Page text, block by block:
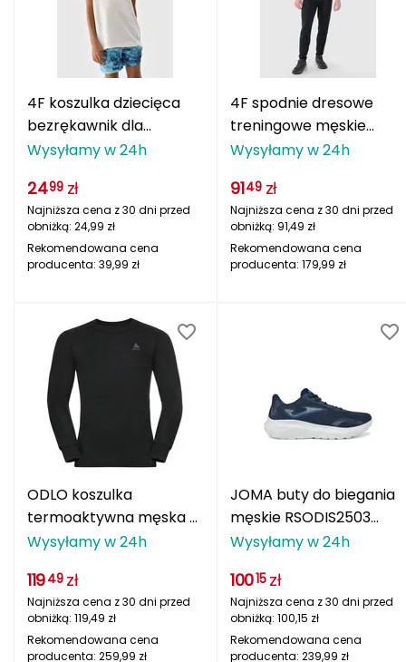
Lowe Alpine
Lumberjack
MEINDL
MOTUS
Maloja
Mammut
Marmot
McNett
Melli Gel
Merrel
Meteor
4F koszulka dziecięca
bezrękawnik dla
chłopca
biała
Wysyłamy w 24h
2499 zł
Najniższa cena z 30 dni przed
obniżką: 24,99 zł
Rekomendowana cena
producenta: 39,99 zł
4F spodnie dresowe
treningowe męskie
4FWSS25TFTRM0836
Wysyłamy w 24h
9149 zł
Najniższa cena z 30 dni przed
obniżką: 91,49 zł
Rekomendowana cena
producenta: 179,99 zł
ODLO koszulka
termoaktywna męska z
długim rękawem
czarna
Wysyłamy w 24h
11949 zł
Najniższa cena z 30 dni przed
obniżką: 119,49 zł
Rekomendowana cena
producenta: 259,99 zł
JOMA buty do biegania
męskie RSODIS2503
SODIO MEN 2503
Wysyłamy w 24h
10015 zł
Najniższa cena z 30 dni przed
obniżką: 100,15 zł
Rekomendowana cena
producenta: 239,99 zł